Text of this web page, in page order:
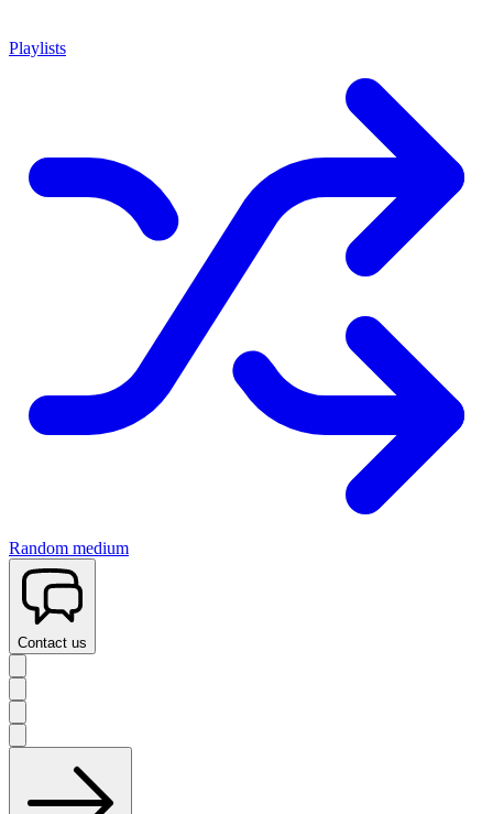
Playlists
Random medium
Contact us